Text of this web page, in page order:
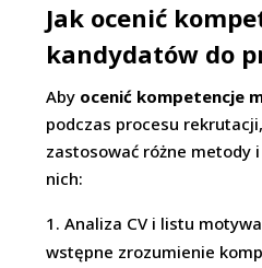
Jak ocenić
kandydatów do
Aby ocenić kompetencje
podczas procesu
zastosować różne metody
nich:
Analiza CV i listu
wstępne zrozumienie